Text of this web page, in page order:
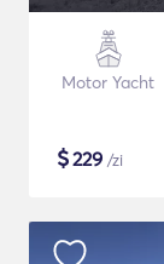
Motor Yacht
$229 /zi